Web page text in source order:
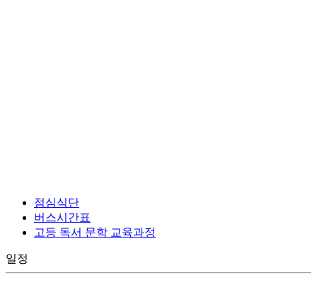
점심식단
버스시간표
고등 독서 문학 교육과정
일정